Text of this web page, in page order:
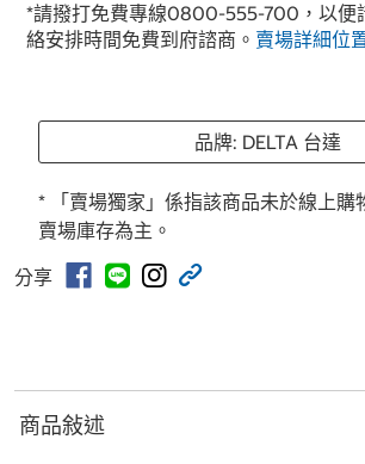
*請撥打免費專線0800-555-700，以便
絡安排時間免費到府諮商。 賣場詳細位
品牌: DELTA 台達
* 「賣場獨家」係指該商品未於線上購
賣場庫存為主。
分享
商品敍述